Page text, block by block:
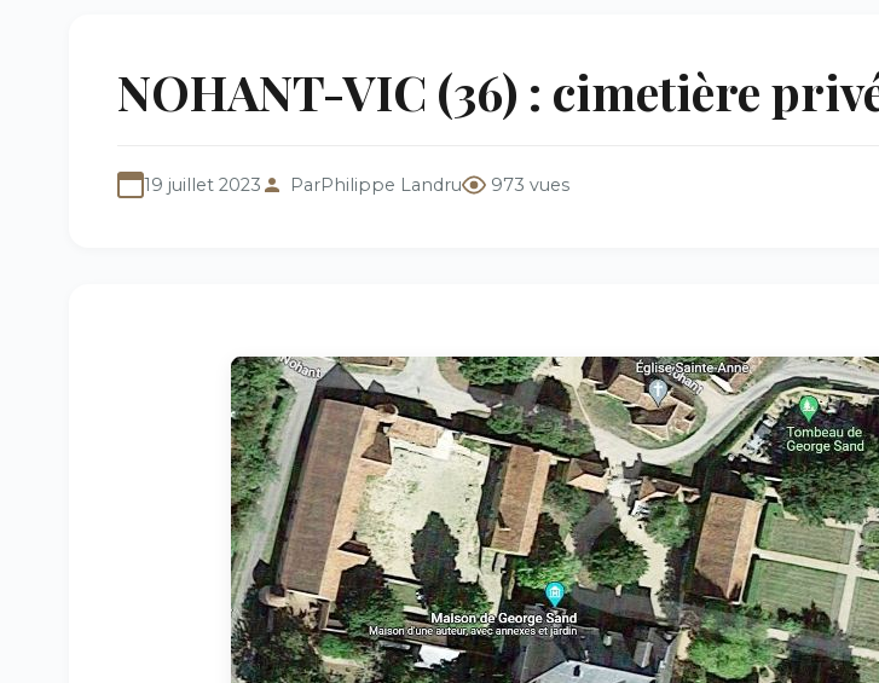
NOHANT-VIC (36) : cimetière
19 juillet 2023 ParPhilippe Landru 973 vues